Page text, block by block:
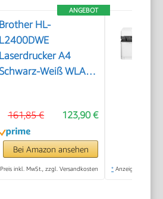
ANGEBOT
Brother HL-
L2400DWE
Laserdrucker A4
Schwarz-Weiß WLAN
Display
123,90 €
161,85 €
Bei Amazon ansehen
Preis inkl. MwSt., zzgl. Versandkosten * Anzeige